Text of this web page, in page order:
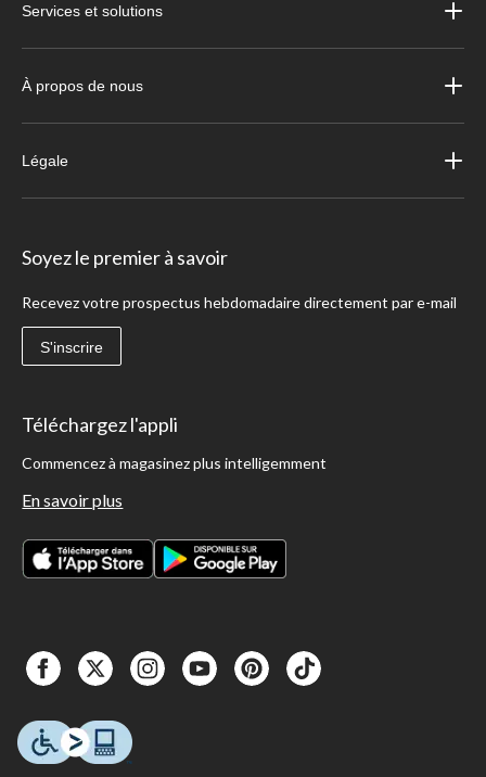
Services et solutions
À propos de nous
Légale
Soyez le premier à savoir
Recevez votre prospectus hebdomadaire directement par e-mail
S'inscrire
Téléchargez l'appli
Commencez à magasinez plus intelligemment
En savoir plus